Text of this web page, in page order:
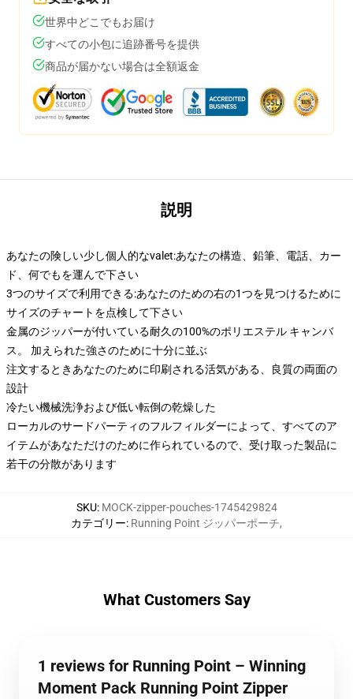
世界中どこでもお届け
すべての小包に追跡番号を提供
商品が届かない場合は全額返金
説明
あなたの険しい少し個人的なvalet:あなたの構造、鉛筆、電話、カー
ド、何でもを運んで下さい
3つのサイズで利用できる:あなたのための右の1つを見つけるために
サイズのチャートを点検して下さい
金属のジッパーが付いている耐久の100%のポリエステル キャンバ
ス。 加えられた強さのために十分に並ぶ
注文するときあなたのために印刷される活気がある、良質の両面の
設計
冷たい機械洗浄および低い転倒の乾燥した
ローカルのサードパーティのフルフィルダーによって、すべてのア
イテムがあなただけのために作られているので、受け取った製品に
若干の分散があります
SKU: MOCK-zipper-pouches-1745429824
カテゴリー: Running Point ジッパーポーチ,
What Customers Say
1 reviews for Running Point – Winning
Moment Pack Running Point Zipper